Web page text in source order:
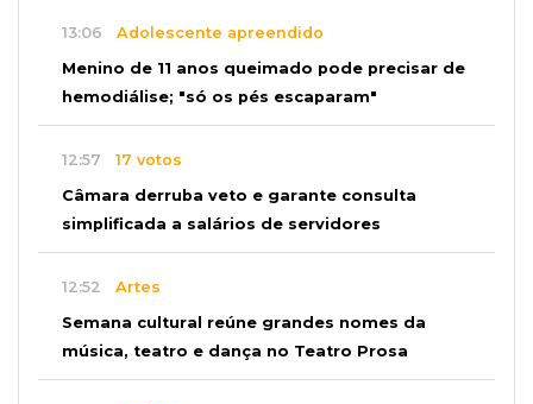
13:06 Adolescente apreendido
Menino de 11 anos queimado pode precisar de
hemodiálise; "só os pés escaparam"
12:57 17 votos
Câmara derruba veto e garante consulta
simplificada a salários de servidores
12:52 Artes
Semana cultural reúne grandes nomes da
música, teatro e dança no Teatro Prosa